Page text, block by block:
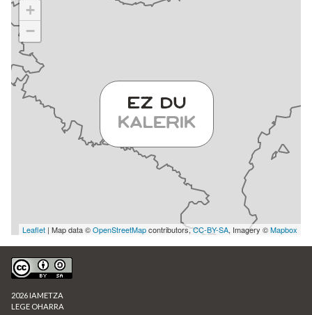
+
−
Leaflet | Map data ©OpenStreetMapcontributors,CC-BY-SA, Imagery ©Mapbox
2026 IAMETZA
LEGE OHARRA